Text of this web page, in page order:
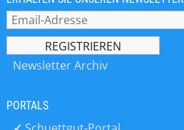
Newsletter Archiv
PORTALS